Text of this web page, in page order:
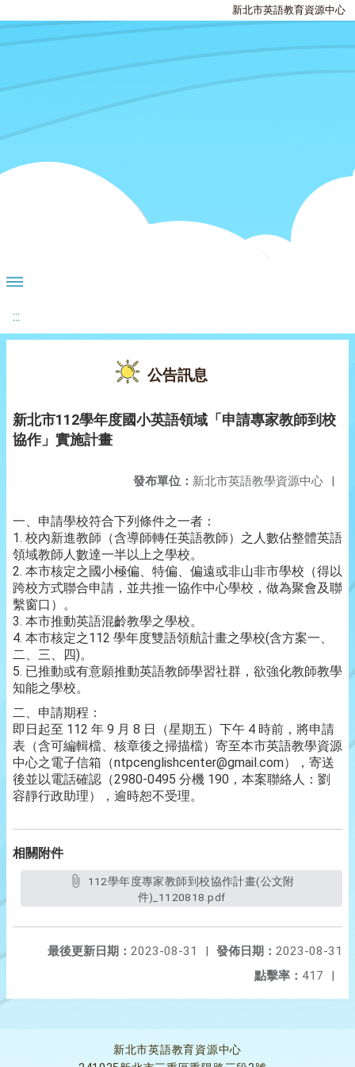
新北市英語教育資源中心
:::
公告訊息
新北市112學年度國小英語領域「申請專家教師到校
協作」實施計畫
發布單位： 新北市英語教學資源中心 |
一、申請學校符合下列條件之一者：
1. 校內新進教師（含導師轉任英語教師）之人數佔整體英語
領域教師人數達一半以上之學校。
2. 本市核定之國小極偏、特偏、偏遠或非山非市學校（得以
跨校方式聯合申請，並共推一協作中心學校，做為聚會及聯
繫窗口）。
3. 本市推動英語混齡教學之學校。
4. 本市核定之112 學年度雙語領航計畫之學校(含方案一、
二、三、四)。
5. 已推動或有意願推動英語教師學習社群，欲強化教師教學
知能之學校。
二、申請期程：
即日起至 112 年 9 月 8 日（星期五）下午 4 時前，將申請
表（含可編輯檔、核章後之掃描檔）寄至本市英語教學資源
中心之電子信箱（ntpcenglishcenter@gmail.com），寄送
後並以電話確認（2980-0495 分機 190，本案聯絡人：劉
容靜行政助理），逾時恕不受理。
相關附件
件)_1120818.pdf
發佈日期： 2023-08-31
最後更新日期： 2023-08-31
|
點擊率： 417 |
新北市英語教育資源中心